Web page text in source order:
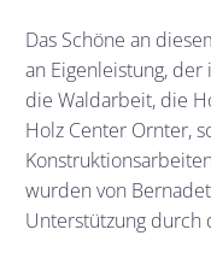
Das Schöne an
an Eigenleistung,
die Waldarbeit, die
Holz Center Ornter,
wurden von
Unterstützung durch